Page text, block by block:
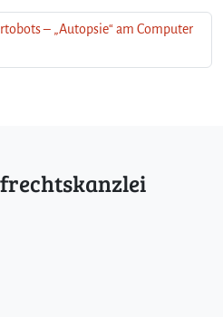
– „Autopsie“ am Computer